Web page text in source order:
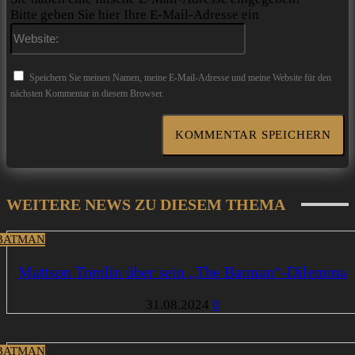
Bitte geben Sie hier Ihre E-Mail-Adresse ein
Speichern Sie meinen Namen, meine E-Mail-Adresse und meine Website für den
nächsten Kommentar in diesem Browser.
WEITERE NEWS ZU DIESEM THEMA
Mattson Tomlin über sein „The Batman“-Dilemma
31.08.2024 0